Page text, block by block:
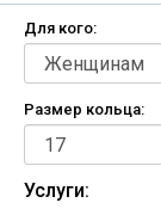
Для кого:
Размер кольца:
Услуги: